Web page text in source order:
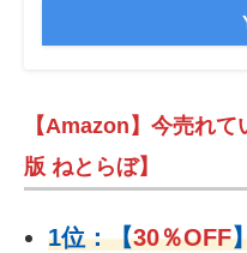
【Amazon】今売れ
版 ねとらぼ】
1位：【30％OFF